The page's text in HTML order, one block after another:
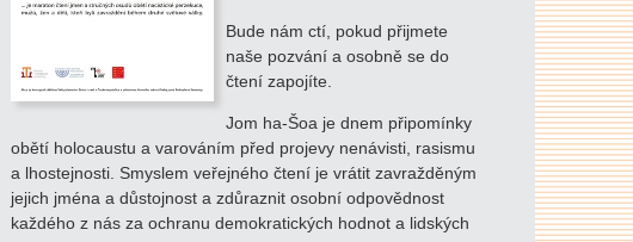
Bude nám ctí, pokud přijmete
naše pozvání a osobně se do
čtení zapojíte.
Jom ha-Šoa je dnem připomínky
obětí holocaustu a varováním před projevy nenávisti, rasismu
a lhostejnosti. Smyslem veřejného čtení je vrátit zavražděným
jejich jména a důstojnost a zdůraznit osobní odpovědnost
každého z nás za ochranu demokratických hodnot a lidských